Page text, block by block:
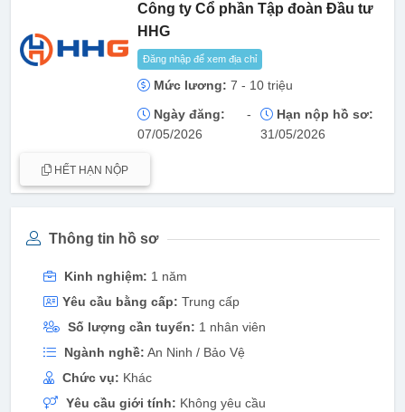
Công ty Cổ phần Tập đoàn Đầu tư
HHG
Đăng nhập để xem địa chỉ
Mức lương: 7 - 10 triệu
Ngày đăng:
07/05/2026
-
Hạn nộp hồ sơ:
31/05/2026
HẾT HẠN NỘP
Thông tin hồ sơ
Kinh nghiệm: 1 năm
Yêu cầu bằng cấp: Trung cấp
Số lượng cần tuyển: 1 nhân viên
Ngành nghề: An Ninh / Bảo Vệ
Chức vụ: Khác
Yêu cầu giới tính: Không yêu cầu